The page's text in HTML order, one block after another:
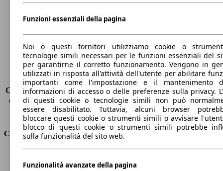
Altezza
1430 mm
2820 mm
Peso massimo
2070 kg
Carico massimo
-
Porte
4
Sedili
5
Carico sul tetto
-
Capacità di traino (senza freni) -
Capacità di traino (con freni)
1600 kg
Volume del bagagliaio
480 l
Consumi
Consumo (urbano)
6.0 l/100km
Funzioni essenziali della pagina
Noi o questi fornitori utilizziamo cookie o
tecnologie simili necessari per le funzioni essenziali del
per garantirne il corretto funzionamento. Vengono in
utilizzati in risposta all'attività dell'utente per abilitare
importanti come l'impostazione e il mantenimento
informazioni di accesso o delle preferenze sulla privacy.
di questi cookie o tecnologie simili non può
essere disabilitato. Tuttavia, alcuni browser
bloccare questi cookie o strumenti simili o avvisare
blocco di questi cookie o strumenti simili potrebbe
sulla funzionalità del sito web.
Funzionalità avanzate della pagina